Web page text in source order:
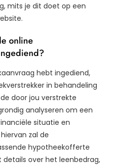
mits je dit doet op een
online
hebt ingediend,
in behandeling
door jou verstrekte
analyseren om een
situatie en
zal de
hypotheekofferte
over het leenbedrag,